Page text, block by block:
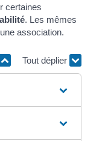
certaines
. Les mêmes
association.
Tout déplier